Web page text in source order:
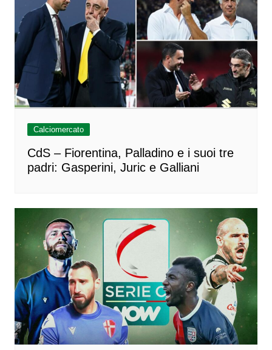
Calciomercato
CdS – Fiorentina, Palladino e i suoi tre
padri: Gasperini, Juric e Galliani